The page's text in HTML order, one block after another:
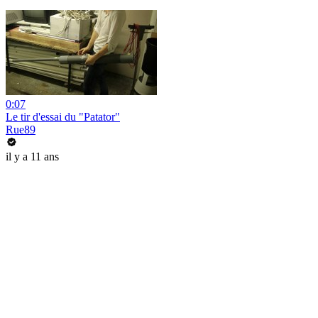
0:07
Le tir d'essai du "Patator"
Rue89
il y a 11 ans